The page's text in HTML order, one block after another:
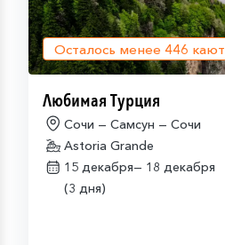
Осталось менее 446 кают
Любимая Турция
Сочи — Самсун — Сочи
Astoria Grande
15 декабря— 18 декабря
(3 дня)